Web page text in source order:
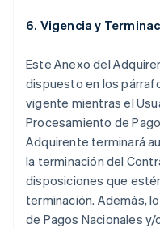
6. Vigencia y
Este Anexo del
dispuesto en los
vigente mientras el
Procesamiento de
Adquirente terminará
la terminación del
disposiciones que
terminación. Además,
de Pagos Nacionales